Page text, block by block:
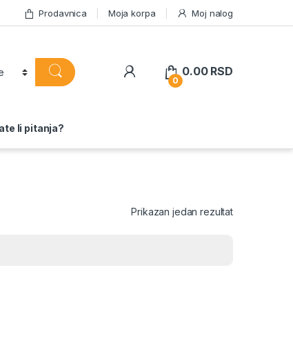
Prodavnica Moja korpa Moj nalog
0
0.00 RSD
li pitanja?
Prikazan jedan rezultat